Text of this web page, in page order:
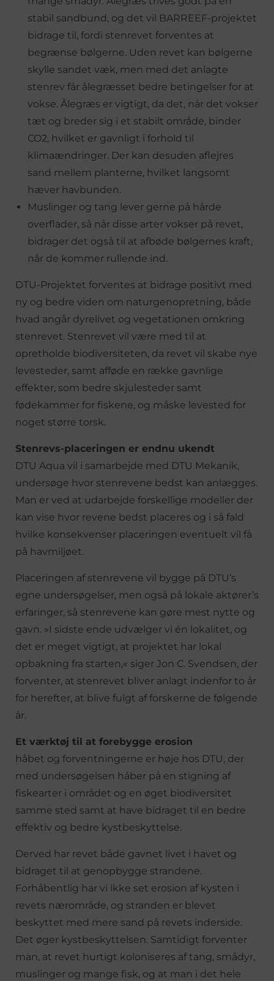
stabil sandbund, og det vil BARREEF-projektet
bidrage til, fordi stenrevet forventes at
begrænse bølgerne. Uden revet kan bølgerne
skylle sandet væk, men med det anlagte
stenrev får ålegræsset bedre betingelser for at
vokse. Ålegræs er vigtigt, da det, når det vokser
tæt og breder sig i et stabilt område, binder
CO2, hvilket er gavnligt i forhold til
klimaændringer. Der kan desuden aflejres
sand mellem planterne, hvilket langsomt
hæver havbunden.
Muslinger og tang lever gerne på hårde
overflader, så når disse arter vokser på revet,
bidrager det også til at afbøde bølgernes kraft,
når de kommer rullende ind.
DTU-Projektet forventes at bidrage positivt med
ny og bedre viden om naturgenopretning, både
hvad angår dyrelivet og vegetationen omkring
stenrevet. Stenrevet vil være med til at
opretholde biodiversiteten, da revet vil skabe nye
levesteder, samt afføde en række gavnlige
effekter, som bedre skjulesteder samt
fødekammer for fiskene, og måske levested for
noget større torsk.
Stenrevs-placeringen er endnu ukendt
DTU Aqua vil i samarbejde med DTU Mekanik,
undersøge hvor stenrevene bedst kan anlægges.
Man er ved at udarbejde forskellige modeller der
kan vise hvor revene bedst placeres og i så fald
hvilke konsekvenser placeringen eventuelt vil få
på havmiljøet.
Placeringen af stenrevene vil bygge på DTU’s
egne undersøgelser, men også på lokale aktører’s
erfaringer, så stenrevene kan gøre mest nytte og
gavn. »I sidste ende udvælger vi én lokalitet, og
det er meget vigtigt, at projektet har lokal
opbakning fra starten,« siger Jon C. Svendsen, der
forventer, at stenrevet bliver anlagt indenfor to år
for herefter, at blive fulgt af forskerne de følgende
år.
Et værktøj til at forebygge erosion
håbet og forventningerne er høje hos DTU, der
med undersøgelsen håber på en stigning af
fiskearter i området og en øget biodiversitet
samme sted samt at have bidraget til en bedre
effektiv og bedre kystbeskyttelse.
Derved har revet både gavnet livet i havet og
bidraget til at genopbygge strandene.
Forhåbentlig har vi ikke set erosion af kysten i
revets nærområde, og stranden er blevet
beskyttet med mere sand på revets inderside.
Det øger kystbeskyttelsen. Samtidigt forventer
man, at revet hurtigt koloniseres af tang, smådyr,
muslinger og mange fisk, og at man i det hele